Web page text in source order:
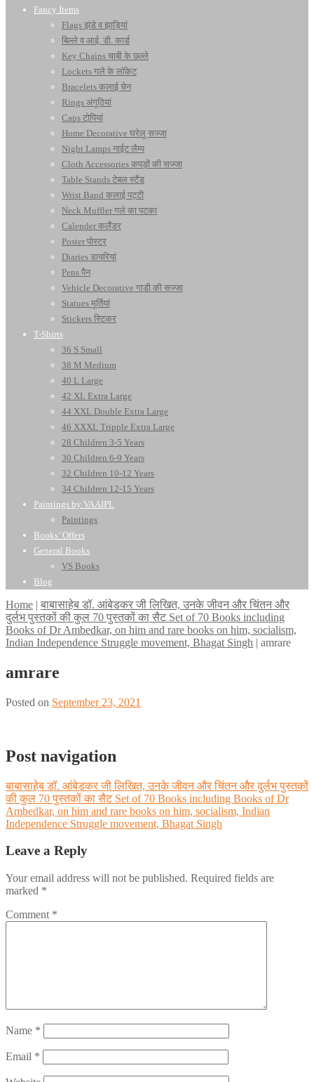
Fancy Items
Flags झंडे व झाड़ियां
बिल्ले व आई. डी. कार्ड
Key Chains चाबी के छल्ले
Lockets गले के लॉकेट
Bracelets कलाई चेन
Rings अंगूठियां
Caps टोपियां
Home Decorative घरेलू सज्जा
Night Lamps नाईट लैम्प
Cloth Accessories कपड़ों की सज्जा
Table Stands टेबल स्टैंड
Wrist Band कलाई पट्टी
Neck Muffler गले का पटका
Calender कलैंडर
Poster पोस्टर
Diaries डायरियां
Pens पैन
Vehicle Decorative गाडी की सज्जा
Statues मूर्तियां
Stickers स्टिकर
T-Shirts
36 S Small
38 M Medium
40 L Large
42 XL Extra Large
44 XXL Double Extra Large
46 XXXL Tripple Extra Large
28 Children 3-5 Years
30 Children 6-9 Years
32 Children 10-12 Years
34 Children 12-15 Years
Paintings by VAAIPL
Paintings
Books’ Offers
General Books
VS Books
Blog
Home | बाबासाहेब डॉ. आंबेडकर जी लिखित, उनके जीवन और चिंतन और
दुर्लभ पुस्तकों की कुल 70 पुस्तकों का सैट Set of 70 Books including
Books of Dr Ambedkar, on him and rare books on him, socialism,
Indian Independence Struggle movement, Bhagat Singh | amrare
amrare
Posted on September 23, 2021
Post navigation
बाबासाहेब डॉ. आंबेडकर जी लिखित, उनके जीवन और चिंतन और दुर्लभ पुस्तकों
की कुल 70 पुस्तकों का सैट Set of 70 Books including Books of Dr
Ambedkar, on him and rare books on him, socialism, Indian
Independence Struggle movement, Bhagat Singh
Leave a Reply
Your email address will not be published. Required fields are
marked *
Comment *
Name *
Email *